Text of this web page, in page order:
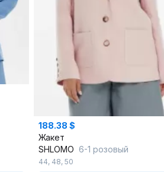
188.38 $
Жакет
SHLOMO 6-1 розовый
44, 48, 50